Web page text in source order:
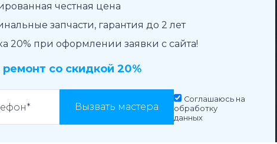
честная цена
запчасти, гарантия до 2 лет
20% при оформлении заявки с сайта!
ремонт со скидкой 20%
Вызвать мастера
Соглашаюсь на
обработку
данных